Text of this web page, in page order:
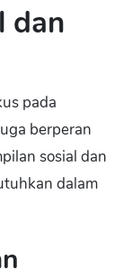
dan
pada
berperan
sosial dan
dalam